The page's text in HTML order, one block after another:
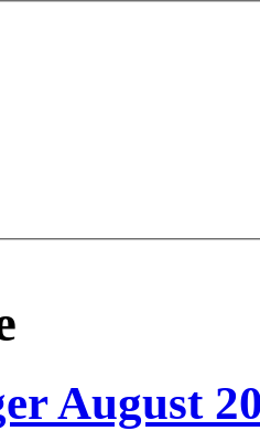
August